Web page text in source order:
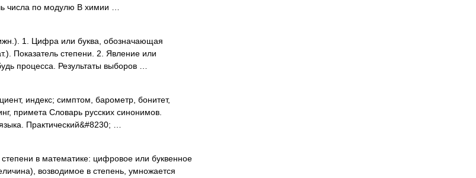
числа по модулю В химии …
1. Цифра или буква, обозначающая
Показатель степени. 2. Явление или
процесса. Результаты выборов …
индекс; симптом, барометр, бонитет,
примета Словарь русских синонимов.
Практический&#8230; …
в математике: цифровое или буквенное
возводимое в степень, умножается